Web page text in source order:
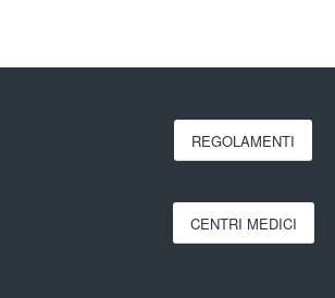
REGOLAMENTI
CENTRI MEDICI